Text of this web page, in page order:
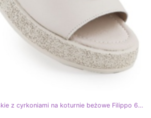
Skórzane klapki damskie z cyrkoniami na koturnie beżowe Filippo 6987 beżowy